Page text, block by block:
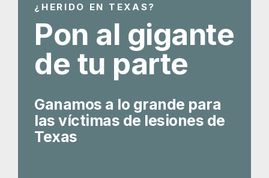
¿HERIDO EN TEXAS?
Pon al gigante
de tu parte
Ganamos a lo grande para
las víctimas de lesiones de
Texas